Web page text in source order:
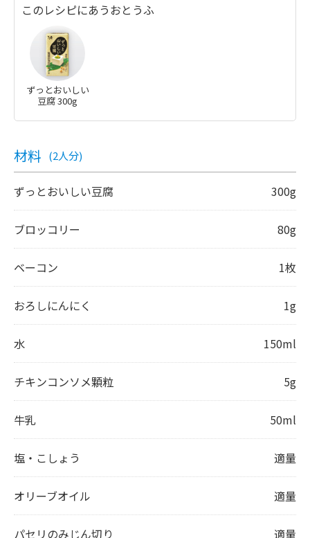
このレシピにあうおとうふ
ずっとおいしい
豆腐 300g
材料 (2人分)
ずっとおいしい豆腐 300g
ブロッコリー 80g
ベーコン 1枚
おろしにんにく 1g
水 150ml
チキンコンソメ顆粒 5g
牛乳 50ml
塩・こしょう 適量
オリーブオイル 適量
パセリのみじん切り 適量